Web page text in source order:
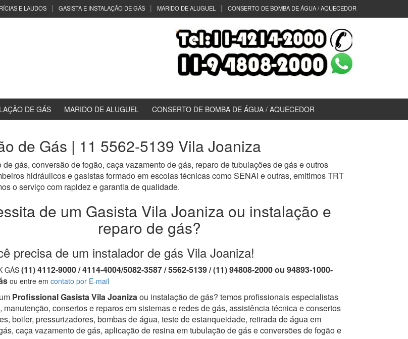
E LAUDOS GASISTA E INSTALAÇÃO DE GÁS MARIDO DE ALUGUEL CONSERTO DE BOMBA DE ÁGUA / AQUECEDOR
DE GÁS MARIDO DE ALUGUEL CONSERTO DE BOMBA DE ÁGUA / AQUECEDOR
de Gás | 11 5562-5139 Vila Joaniza
de gás, conversão de fogão, caça vazamento de gás, reparo de tubulações de gás e outros
hidráulicos e gasistas formado em escolas técnicas como SENAI e outras, emitimos TRT
o serviço com rapidez e garantia de qualidade.
de um Gasista Vila Joaniza ou instalação e
reparo de gás?
precisa de um instalador de gás Vila Joaniza!
GÁS(11) 4112-9000 / 4114-4004/5082-3587 / 5562-5139 / (11) 94808-2000 ou 94893-1000-
ou entre em contato por E-mail
Profissional Gasista Vila Joanizaou instalação de gás? temos profissionais especialistas
manutenção, consertos e reparos em sistemas e redes de gás, assistência técnica e consertos
boiler, pressurizadores, bombas de água, teste de estanqueidade, retirada de água em
caça vazamento de gás, aplicação de resina em tubulação de gás e conversões de fogão e